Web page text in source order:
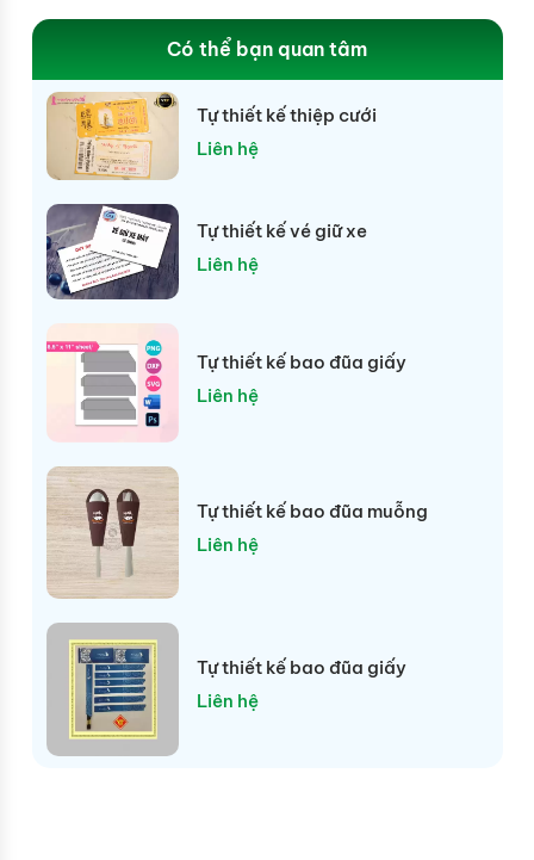
Có thể bạn quan tâm
Tự thiết kế thiệp cưới
Liên hệ
Tự thiết kế vé giữ xe
Liên hệ
Tự thiết kế bao đũa giấy
Liên hệ
Tự thiết kế bao đũa muỗng
Liên hệ
Tự thiết kế bao đũa giấy
Liên hệ